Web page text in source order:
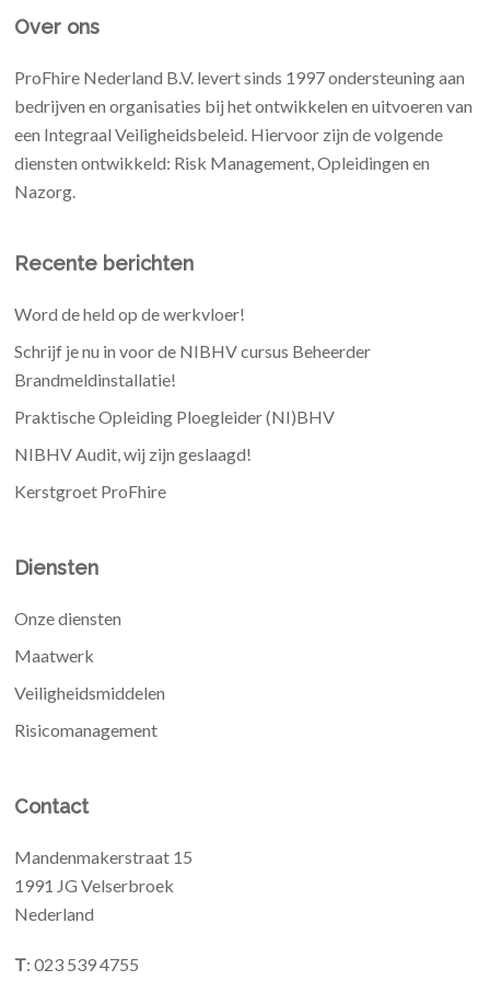
Over ons
ProFhire Nederland B.V. levert sinds 1997 ondersteuning aan
bedrijven en organisaties bij het ontwikkelen en uitvoeren van
een Integraal Veiligheidsbeleid. Hiervoor zijn de volgende
diensten ontwikkeld: Risk Management, Opleidingen en
Nazorg.
Recente berichten
Word de held op de werkvloer!
Schrijf je nu in voor de NIBHV cursus Beheerder
Brandmeldinstallatie!
Praktische Opleiding Ploegleider (NI)BHV
NIBHV Audit, wij zijn geslaagd!
Kerstgroet ProFhire
Diensten
Onze diensten
Maatwerk
Veiligheidsmiddelen
Risicomanagement
Contact
Mandenmakerstraat 15
1991 JG Velserbroek
Nederland
T: 023 539 4755